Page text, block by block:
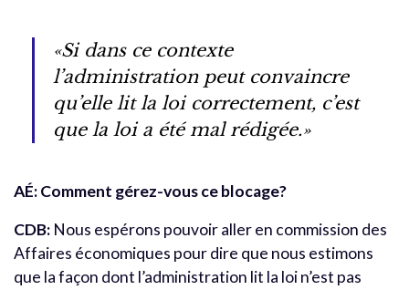
«Si dans ce contexte
l’administration peut convaincre
qu’elle lit la loi correctement, c’est
que la loi a été mal rédigée.»
AÉ: Comment gérez-vous ce blocage?
CDB: Nous espérons pouvoir aller en commission des
Affaires économiques pour dire que nous estimons
que la façon dont l’administration lit la loi n’est pas